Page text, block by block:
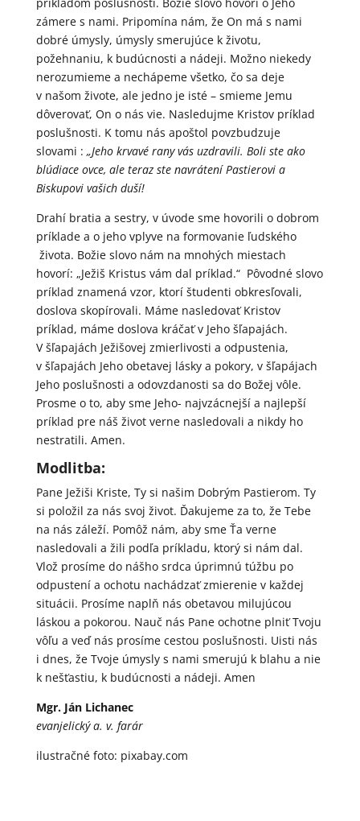
zámere s nami. Pripomína nám, že On má s nami
dobré úmysly, úmysly smerujúce k životu,
požehnaniu, k budúcnosti a nádeji. Možno niekedy
nerozumieme a nechápeme všetko, čo sa deje
v našom živote, ale jedno je isté – smieme Jemu
dôverovať, On o nás vie. Nasledujme Kristov príklad
poslušnosti. K tomu nás apoštol povzbudzuje
slovami : „Jeho krvavé rany vás uzdravili. Boli ste ako
blúdiace ovce, ale teraz ste navrátení Pastierovi a
Biskupovi vašich duší!
Drahí bratia a sestry, v úvode sme hovorili o dobrom
príklade a o jeho vplyve na formovanie ľudského
života. Božie slovo nám na mnohých miestach
hovorí: „Ježiš Kristus vám dal príklad.“ Pôvodné slovo
príklad znamená vzor, ktorí študenti obkresľovali,
doslova skopírovali. Máme nasledovať Kristov
príklad, máme doslova kráčať v Jeho šľapajách.
V šľapajách Ježišovej zmierlivosti a odpustenia,
v šľapajách Jeho obetavej lásky a pokory, v šľapájach
Jeho poslušnosti a odovzdanosti sa do Božej vôle.
Prosme o to, aby sme Jeho- najvzácnejší a najlepší
príklad pre náš život verne nasledovali a nikdy ho
nestratili. Amen.
Modlitba:
Pane Ježiši Kriste, Ty si našim Dobrým Pastierom. Ty
si položil za nás svoj život. Ďakujeme za to, že Tebe
na nás záleží. Pomôž nám, aby sme Ťa verne
nasledovali a žili podľa príkladu, ktorý si nám dal.
Vlož prosíme do nášho srdca úprimnú túžbu po
odpustení a ochotu nachádzať zmierenie v každej
situácii. Prosíme naplň nás obetavou milujúcou
láskou a pokorou. Nauč nás Pane ochotne plniť Tvoju
vôľu a veď nás prosíme cestou poslušnosti. Uisti nás
i dnes, že Tvoje úmysly s nami smerujú k blahu a nie
k nešťastiu, k budúcnosti a nádeji. Amen
Mgr. Ján Lichanec
evanjelický a. v. farár
ilustračné foto: pixabay.com